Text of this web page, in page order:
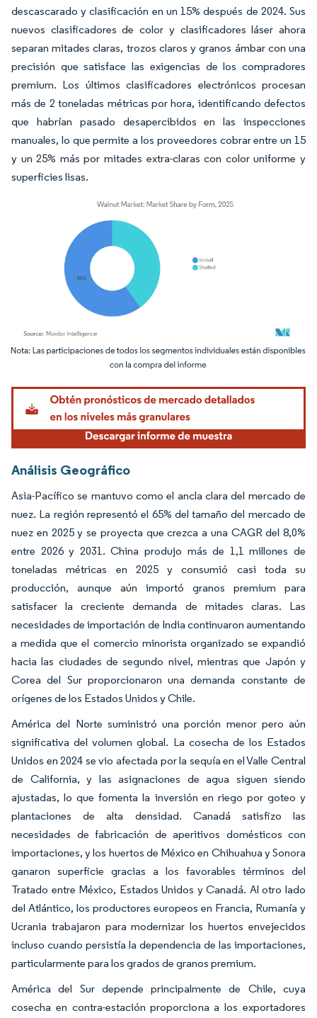
descascarado y clasificación en un 15% después de 2024. Sus
nuevos clasificadores de color y clasificadores láser ahora
separan mitades claras, trozos claros y granos ámbar con una
precisión que satisface las exigencias de los compradores
premium. Los últimos clasificadores electrónicos procesan
más de 2 toneladas métricas por hora, identificando defectos
que habrían pasado desapercibidos en las inspecciones
manuales, lo que permite a los proveedores cobrar entre un 15
y un 25% más por mitades extra-claras con color uniforme y
superficies lisas.
Imagen © Mordor Intelligence. El uso requiere atribución según CC BY 4.0.
Análisis Geográfico
Asia-Pacífico se mantuvo como el ancla clara del mercado de
nuez. La región representó el 65% del tamaño del mercado de
nuez en 2025 y se proyecta que crezca a una CAGR del 8,0%
entre 2026 y 2031. China produjo más de 1,1 millones de
toneladas métricas en 2025 y consumió casi toda su
producción, aunque aún importó granos premium para
satisfacer la creciente demanda de mitades claras. Las
necesidades de importación de India continuaron aumentando
a medida que el comercio minorista organizado se expandió
hacia las ciudades de segundo nivel, mientras que Japón y
Corea del Sur proporcionaron una demanda constante de
orígenes de los Estados Unidos y Chile.
América del Norte suministró una porción menor pero aún
significativa del volumen global. La cosecha de los Estados
Unidos en 2024 se vio afectada por la sequía en el Valle Central
de California, y las asignaciones de agua siguen siendo
ajustadas, lo que fomenta la inversión en riego por goteo y
plantaciones de alta densidad. Canadá satisfizo las
necesidades de fabricación de aperitivos domésticos con
importaciones, y los huertos de México en Chihuahua y Sonora
ganaron superficie gracias a los favorables términos del
Tratado entre México, Estados Unidos y Canadá. Al otro lado
del Atlántico, los productores europeos en Francia, Rumanía y
Ucrania trabajaron para modernizar los huertos envejecidos
incluso cuando persistía la dependencia de las importaciones,
particularmente para los grados de granos premium.
América del Sur depende principalmente de Chile, cuya
cosecha en contra-estación proporciona a los exportadores